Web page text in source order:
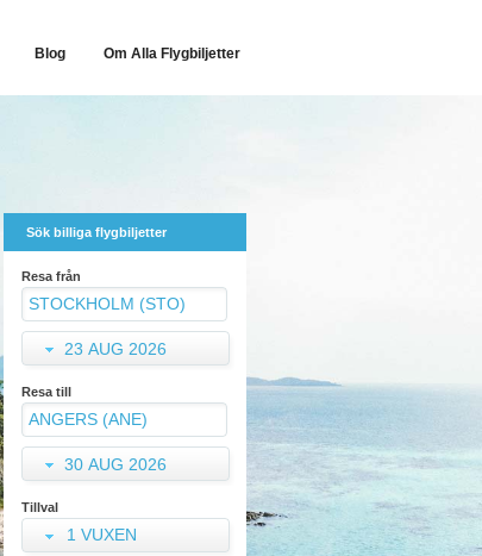
Blog Om Alla Flygbiljetter
Sök billiga flygbiljetter
Resa från
23 AUG 2026
Resa till
30 AUG 2026
Tillval
1 VUXEN